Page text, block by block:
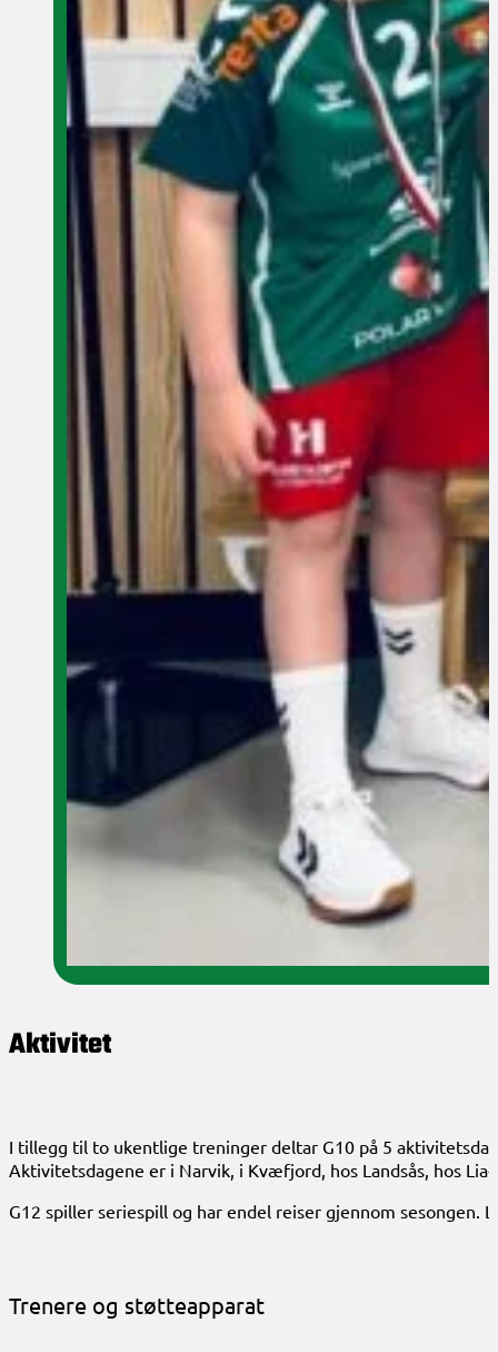
Aktivitet
I tillegg til to ukentlige treninger deltar G10 på 5
Aktivitetsdagene er i Narvik, i Kvæfjord, hos Landsås, hos
G12 spiller seriespill og har endel reiser gjennom sesongen.
Trenere og støtteapparat